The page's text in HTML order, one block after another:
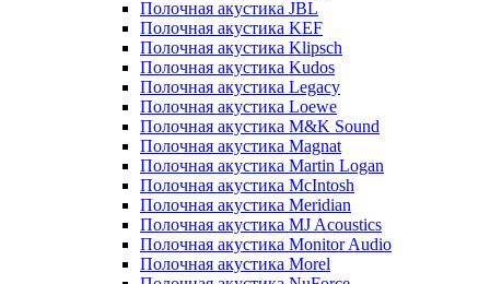
Полочная акустика JBL
Полочная акустика KEF
Полочная акустика Klipsch
Полочная акустика Kudos
Полочная акустика Legacy
Полочная акустика Loewe
Полочная акустика M&K Sound
Полочная акустика Magnat
Полочная акустика Martin Logan
Полочная акустика McIntosh
Полочная акустика Meridian
Полочная акустика MJ Acoustics
Полочная акустика Monitor Audio
Полочная акустика Morel